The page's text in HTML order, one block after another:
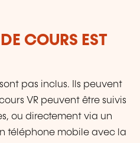
COURS EST
pas inclus. Ils peuvent
VR peuvent être suivis
ou directement via un
téléphone mobile avec la